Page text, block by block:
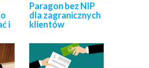
i
Paragon bez NIP
dla zagranicznych
klientów